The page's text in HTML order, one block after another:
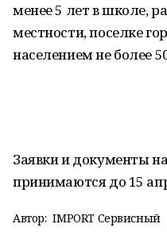
менее 5 лет в школе,
местности, поселке
населением не более
Заявки и документы
принимаются до 15
Автор: IMPORT Сервисный